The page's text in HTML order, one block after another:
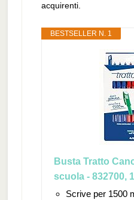
acquirenti.
BESTSELLER N. 1
Busta Tratto
scuola - 832700,
Scrive per 1500